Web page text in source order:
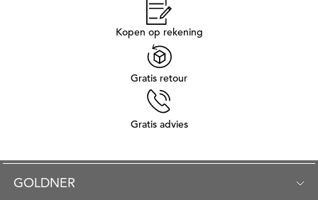
Kopen op rekening
Gratis retour
Gratis advies
GOLDNER